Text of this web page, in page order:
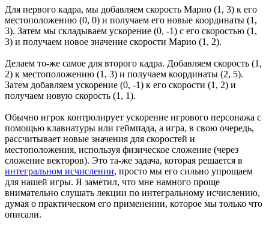
Для первого кадра, мы добавляем скорость Марио (1, 3) к его
местоположению (0, 0) и получаем его новые координаты (1,
3). Затем мы складываем ускорение (0, -1) с его скоростью (1,
3) и получаем новое значение скорости Марио (1, 2).
Делаем то-же самое для второго кадра. Добавляем скорость (1,
2) к местоположению (1, 3) и получаем координаты (2, 5).
Затем добавляем ускорение (0, -1) к его скорости (1, 2) и
получаем новую скорость (1, 1).
Обычно игрок контролирует ускорение игрового персонажа с
помощью клавиатуры или геймпада, а игра, в свою очередь,
рассчитывает новые значения для скоростей и
местоположения, используя физическое сложение (через
сложение векторов). Это та-же задача, которая решается в
интегральном исчислении, просто мы его сильно упрощаем
для нашей игры. Я заметил, что мне намного проще
внимательно слушать лекции по интегральному исчислению,
думая о практическом его применении, которое мы только что
описали.